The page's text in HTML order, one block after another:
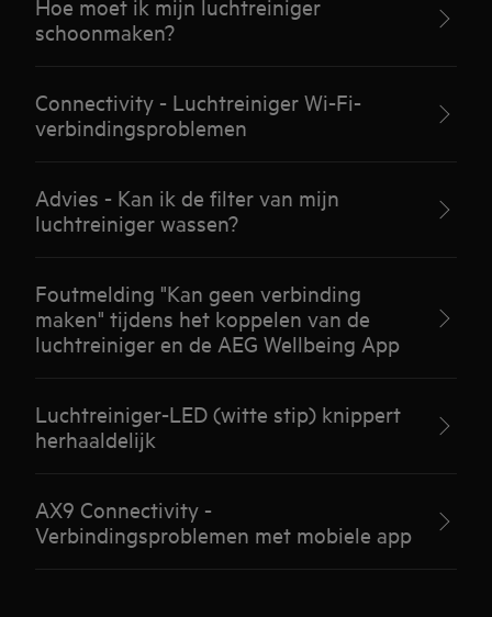
Hoe moet ik mijn luchtreiniger
schoonmaken?
Connectivity - Luchtreiniger Wi-Fi-
verbindingsproblemen
Advies - Kan ik de filter van mijn
luchtreiniger wassen?
Foutmelding "Kan geen verbinding
maken" tijdens het koppelen van de
luchtreiniger en de AEG Wellbeing App
Luchtreiniger-LED (witte stip) knippert
herhaaldelijk
AX9 Connectivity -
Verbindingsproblemen met mobiele app